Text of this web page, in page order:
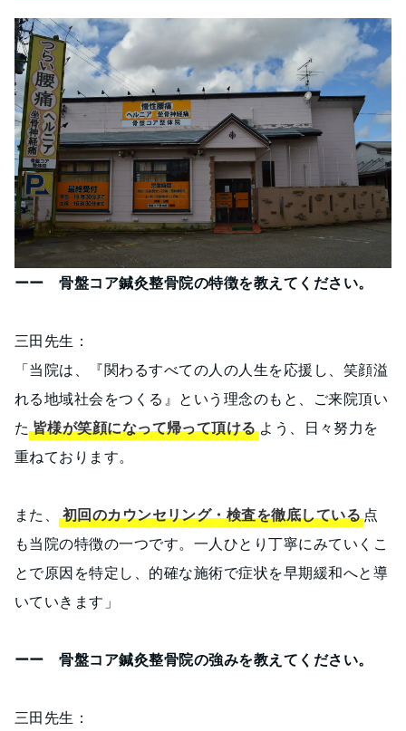
ーー 骨盤コア鍼灸整骨院の特徴を教えてください。
三田先生：
「当院は、『関わるすべての人の人生を応援し、笑顔溢
れる地域社会をつくる』という理念のもと、ご来院頂い
た皆様が笑顔になって帰って頂ける よう、日々努力を
重ねております。
また、初回のカウンセリング・検査を徹底している 点
も当院の特徴の一つです。一人ひとり丁寧にみていくこ
とで原因を特定し、的確な施術で症状を早期緩和へと導
いていきます」
ーー 骨盤コア鍼灸整骨院の強みを教えてください。
三田先生：